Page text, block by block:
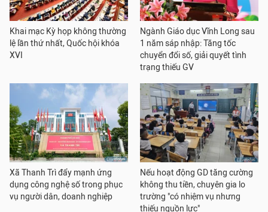
Khai mạc Kỳ họp không thường
lệ lần thứ nhất, Quốc hội khóa
XVI
Ngành Giáo dục Vĩnh Long sau
1 năm sáp nhập: Tăng tốc
chuyển đổi số, giải quyết tình
trạng thiếu GV
Xã Thanh Trì đẩy mạnh ứng
dụng công nghệ số trong phục
vụ người dân, doanh nghiệp
Nếu hoạt động GD tăng cường
không thu tiền, chuyên gia lo
trường "có nhiệm vụ nhưng
thiếu nguồn lực"